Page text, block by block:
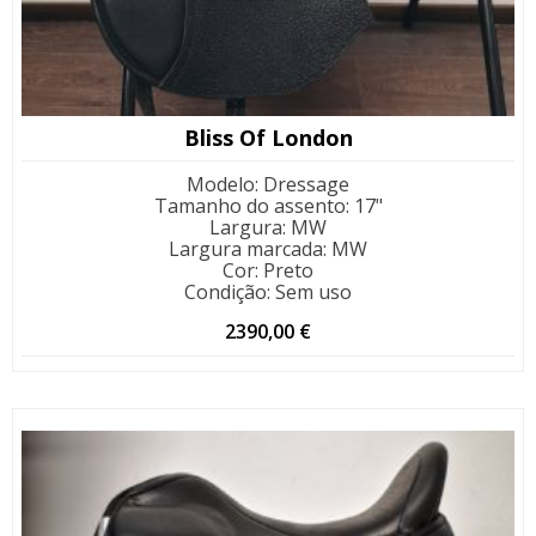
Bliss Of London
Modelo: Dressage
Tamanho do assento: 17"
Largura: MW
Largura marcada: MW
Cor: Preto
Condição: Sem uso
2390,00 €